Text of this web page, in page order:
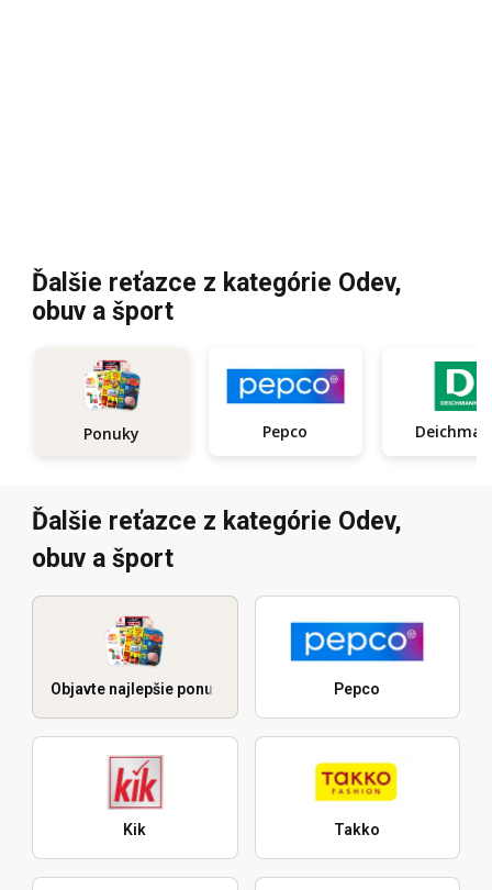
Ďalšie reťazce z kategórie Odev,
obuv a šport
Ponuky Pepco
Ďalšie reťazce z kategórie Odev,
obuv a šport
Objavte najlepšie ponuky Pepco
Kik Takko